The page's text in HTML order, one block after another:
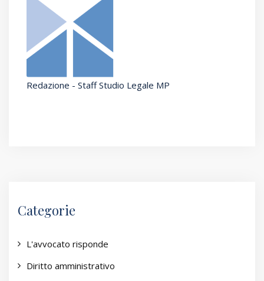
Redazione - Staff Studio Legale MP
Categorie
L'avvocato risponde
Diritto amministrativo